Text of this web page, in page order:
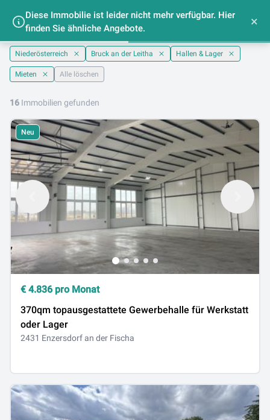
Lager mieten im Bezirk Bruck an der Leitha -
lib.at
Niederösterreich Bruck an der Leitha Hallen & Lager
Mieten Alle löschen
16 Immobilien gefunden
Neu
€ 4.836 pro Monat
370qm topausgestattete Gewerbehalle für Werkstatt
oder Lager
2431 Enzersdorf an der Fischa
Diese Immobilie ist leider nicht mehr verfügbar. Hier
finden Sie ähnliche Angebote.
×